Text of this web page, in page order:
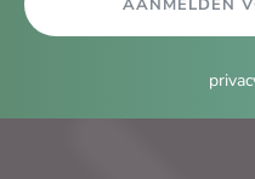
AANMELDEN